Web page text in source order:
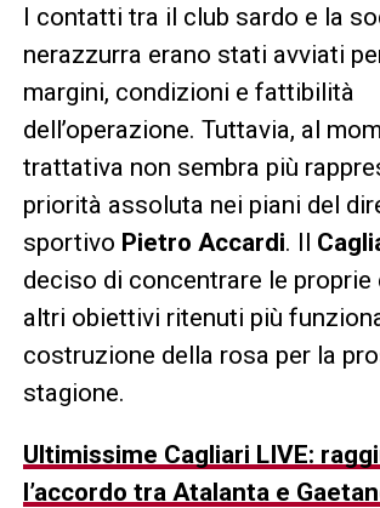
I contatti tra il club sardo e la
nerazzurra erano stati avviati
margini, condizioni e fattibilità
dell’operazione. Tuttavia, al
trattativa non sembra più
priorità assoluta nei piani del
sportivo Pietro Accardi. Il
deciso di concentrare le proprie
altri obiettivi ritenuti più
costruzione della rosa per la
stagione.
Ultimissime Cagliari LIVE:
l’accordo tra Atalanta e